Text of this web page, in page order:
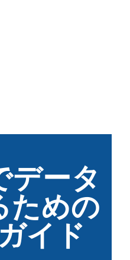
データ
ための
イド